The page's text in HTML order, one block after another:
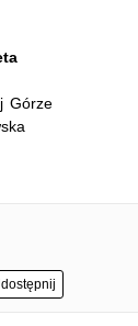
Górze